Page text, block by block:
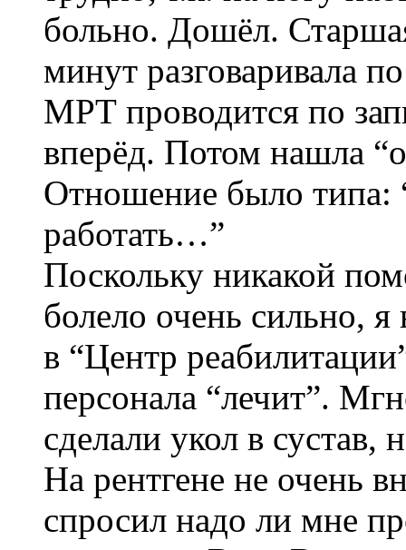
больно. Дошёл.
минут разговаривала
МРТ проводится по
вперёд. Потом нашла
Отношение было типа:
работать…”
Поскольку никакой
болело очень сильно,
в “Центр
персонала “лечит”.
сделали укол в сустав,
На рентгене не очень
спросил надо ли мне